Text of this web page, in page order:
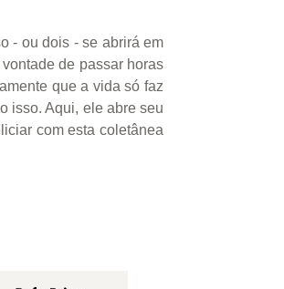
- ou dois - se abrirá em
de passar horas
que a vida só faz
isso. Aqui, ele abre seu
com esta coletânea